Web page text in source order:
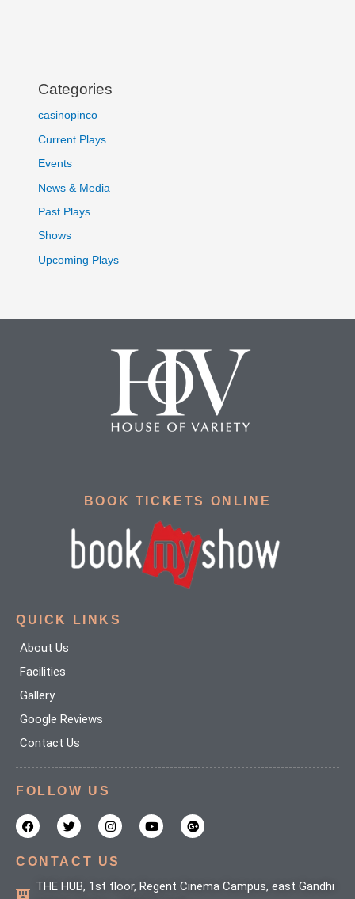
Categories
casinopinco
Current Plays
Events
News & Media
Past Plays
Shows
Upcoming Plays
BOOK TICKETS ONLINE
QUICK LINKS
About Us
Facilities
Gallery
Google Reviews
Contact Us
FOLLOW US
F
a
c
b
k
T
w
i
r
I
n
s
a
r
Y
o
u
e
G
o
o
-
CONTACT US
THE HUB, 1st floor, Regent Cinema Campus, east Gandhi